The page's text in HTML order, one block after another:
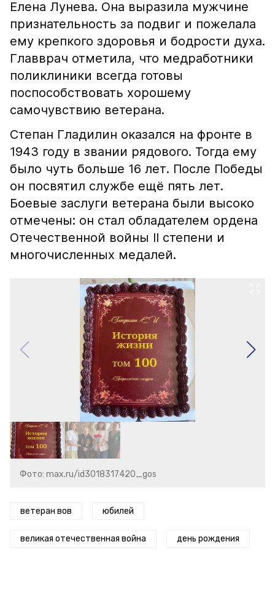
Елена Лунева. Она выразила мужчине
признательность за подвиг и пожелала
ему крепкого здоровья и бодрости духа.
Главврач отметила, что медработники
поликлиники всегда готовы
поспособствовать хорошему
самочувствию ветерана.
Степан Гладилин оказался на фронте в
1943 году в звании рядового. Тогда ему
было чуть больше 16 лет. После Победы
он посвятил службе ещё пять лет.
Боевые заслуги ветерана были высоко
отмечены: он стал обладателем ордена
Отечественной войны II степени и
многочисленных медалей.
Фото: max.ru/id3018317420_gos
ветеран вов юбилей
великая отечественная война день рождения